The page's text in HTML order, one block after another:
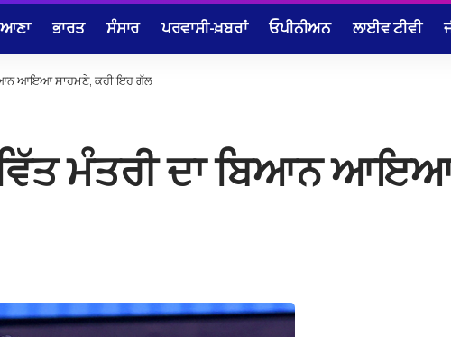
ਭਾਰਤ ਸੰਸਾਰ ਪਰਵਾਸੀ-ਖ਼ਬਰਾਂ ਓਪੀਨੀਅਨ ਲਾਈਵ ਟੀਵੀ
ਆਇਆ ਸਾਹਮਣੇ, ਕਹੀ ਇਹ ਗੱਲ
ਵਿੱਤ ਮੰਤਰੀ ਦਾ ਬਿਆਨ